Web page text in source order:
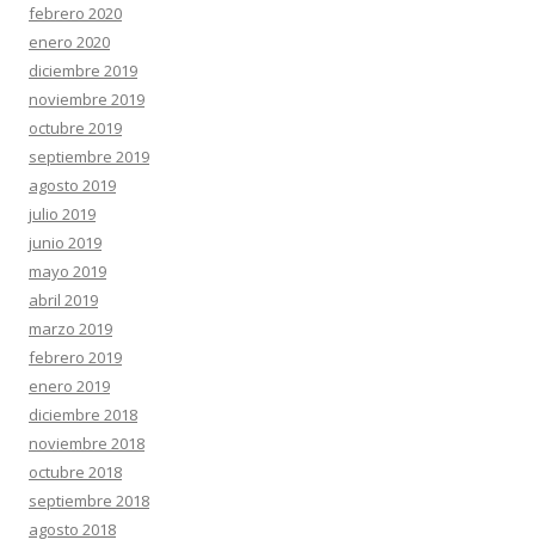
febrero 2020
enero 2020
diciembre 2019
noviembre 2019
octubre 2019
septiembre 2019
agosto 2019
julio 2019
junio 2019
mayo 2019
abril 2019
marzo 2019
febrero 2019
enero 2019
diciembre 2018
noviembre 2018
octubre 2018
septiembre 2018
agosto 2018